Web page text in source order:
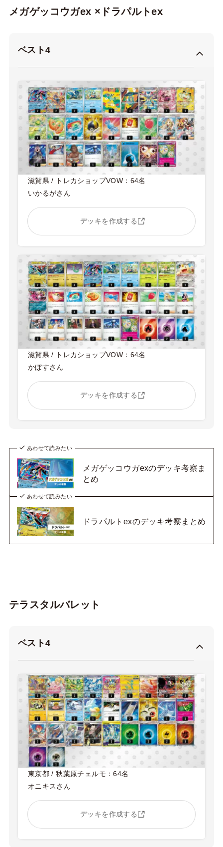
メガゲッコウガex ×ドラパルトex
ベスト4
滋賀県 / トレカショップVOW：64名
いかるがさん
デッキを作成する
滋賀県 / トレカショップVOW：64名
かぼすさん
デッキを作成する
あわせて読みたい
メガゲッコウガexのデッキ考察ま
とめ
あわせて読みたい
ドラパルトexのデッキ考察まとめ
テラスタルバレット
ベスト4
東京都 / 秋葉原チェルモ：64名
オニキスさん
デッキを作成する